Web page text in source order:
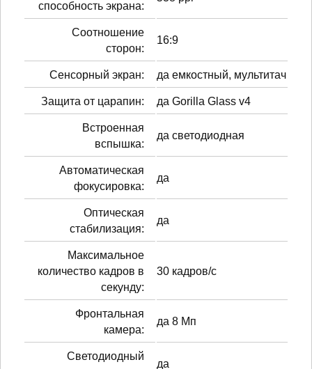
способность экрана:
Соотношение
сторон:
16:9
Сенсорный экран: да емкостный, мультитач
Защита от царапин: да Gorilla Glass v4
Встроенная
вспышка:
да светодиодная
Автоматическая
фокусировка:
да
Оптическая
стабилизация:
да
Максимальное
количество кадров в
секунду:
30 кадров/с
Фронтальная
камера:
да 8 Мп
Светодиодный
да